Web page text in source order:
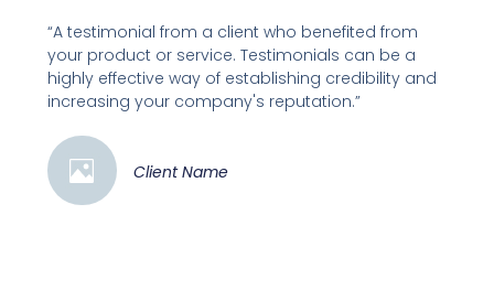
“A testimonial from a client who benefited from
your product or service. Testimonials can be a
highly effective way of establishing credibility and
increasing your company's reputation.”
Client Name